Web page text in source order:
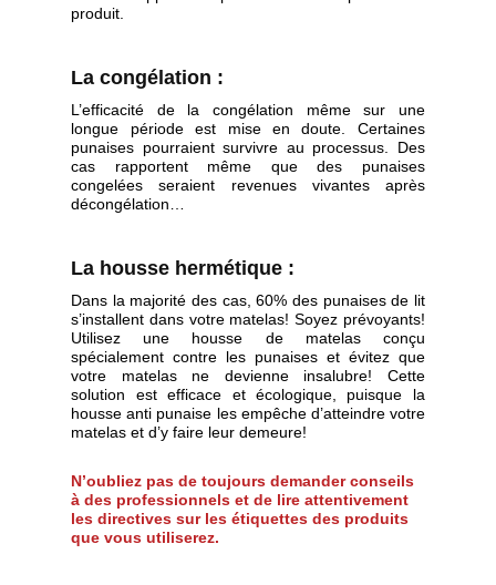
produit.
La congélation :
L’efficacité de la congélation même sur une
longue période est mise en doute. Certaines
punaises pourraient survivre au processus. Des
cas rapportent même que des punaises
congelées seraient revenues vivantes après
décongélation…
La housse hermétique :
Dans la majorité des cas, 60% des punaises de lit
s’installent dans votre matelas! Soyez prévoyants!
Utilisez une housse de matelas conçu
spécialement contre les punaises et évitez que
votre matelas ne devienne insalubre! Cette
solution est efficace et écologique, puisque la
housse anti punaise les empêche d’atteindre votre
matelas et d’y faire leur demeure!
N’oubliez pas de toujours demander conseils
à des professionnels et de lire attentivement
les directives sur les étiquettes des produits
que vous utiliserez.